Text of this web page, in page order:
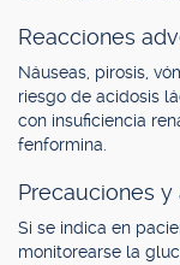
Reacciones
Náuseas, pirosis,
riesgo de acidosis
con insuficiencia
fenformina.
Precauciones y
Si se indica en
monitorearse la